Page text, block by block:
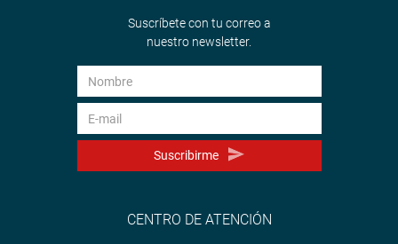
Suscríbete con tu correo a
nuestro newsletter.
Suscribirme
CENTRO DE ATENCIÓN